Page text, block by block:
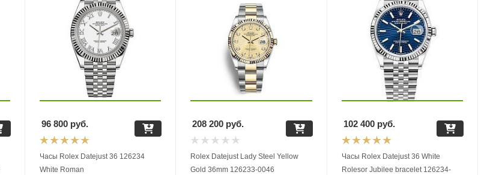
Часы Rolex Datejust 36 126234
White Roman
96 800руб.
Rolex Datejust Lady Steel Yellow
Gold 36mm 126233-0046
208 200 руб.
Часы Rolex Datejust 36 White
Rolesor Jubilee bracelet 126234-
102 400руб.